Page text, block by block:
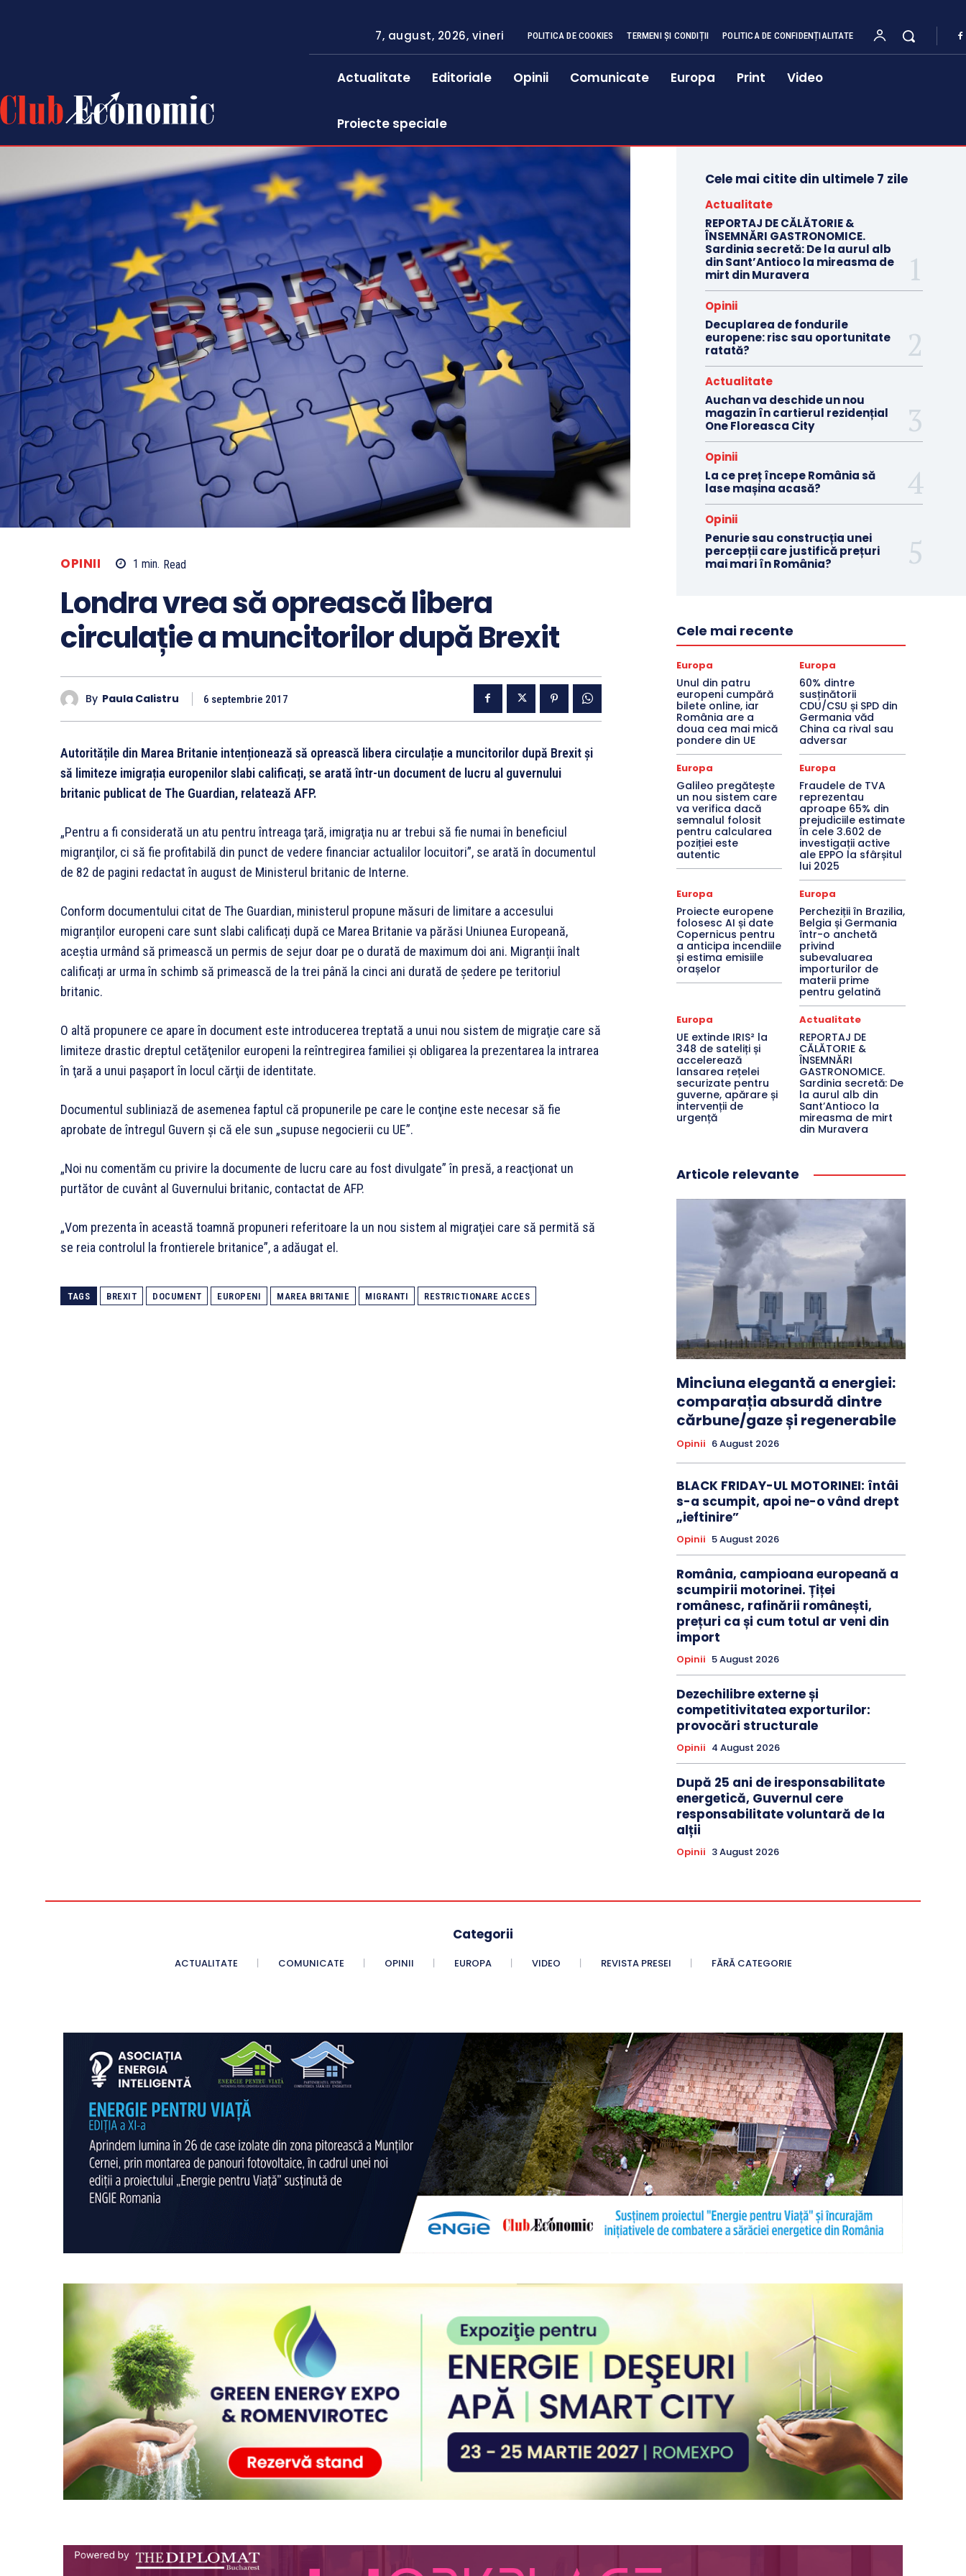
7, august, 2026, vineri POLITICA DE COOKIES TERMENI ȘI CONDIȚII POLITICA DE CONFIDENȚIALITATE
Actualitate Editoriale Opinii Comunicate Europa Print Video
Proiecte speciale
OPINII 1 min. Read
Londra vrea să oprească libera
circulație a muncitorilor după Brexit
By Paula Calistru 6 septembrie 2017
Autoritățile din Marea Britanie intenționează să oprească libera circulație a muncitorilor după Brexit și
să limiteze imigrația europenilor slabi calificați, se arată într-un document de lucru al guvernului
britanic publicat de The Guardian, relatează AFP.
„Pentru a fi considerată un atu pentru întreaga ţară, imigraţia nu ar trebui să fie numai în beneficiul
migranţilor, ci să fie profitabilă din punct de vedere financiar actualilor locuitori”, se arată în documentul
de 82 de pagini redactat în august de Ministerul britanic de Interne.
Conform documentului citat de The Guardian, ministerul propune măsuri de limitare a accesului
migranților europeni care sunt slabi calificați după ce Marea Britanie va părăsi Uniunea Europeană,
aceștia urmând să primească un permis de sejur doar pe o durată de maximum doi ani. Migranții înalt
calificați ar urma în schimb să primească de la trei până la cinci ani durată de ședere pe teritoriul
britanic.
O altă propunere ce apare în document este introducerea treptată a unui nou sistem de migraţie care să
limiteze drastic dreptul cetăţenilor europeni la reîntregirea familiei şi obligarea la prezentarea la intrarea
în ţară a unui paşaport în locul cărţii de identitate.
Documentul subliniază de asemenea faptul că propunerile pe care le conţine este necesar să fie
aprobate de întregul Guvern şi că ele sun „supuse negocierii cu UE”.
„Noi nu comentăm cu privire la documente de lucru care au fost divulgate” în presă, a reacţionat un
purtător de cuvânt al Guvernului britanic, contactat de AFP.
„Vom prezenta în această toamnă propuneri referitoare la un nou sistem al migraţiei care să permită să
se reia controlul la frontierele britanice”, a adăugat el.
TAGS BREXIT DOCUMENT EUROPENI MAREA BRITANIE MIGRANTI RESTRICTIONARE ACCES
Cele mai citite din ultimele 7 zile
Actualitate
REPORTAJ DE CĂLĂTORIE &
ÎNSEMNĂRI GASTRONOMICE.
Sardinia secretă: De la aurul alb
din Sant’Antioco la mireasma de
mirt din Muravera
Opinii
Decuplarea de fondurile
europene: risc sau oportunitate
ratată?
Actualitate
Auchan va deschide un nou
magazin în cartierul rezidențial
One Floreasca City
Opinii
La ce preț începe România să
lase mașina acasă?
Opinii
Penurie sau construcția unei
percepții care justifică prețuri
mai mari în România?
Cele mai recente
Europa
Unul din patru
europeni cumpără
bilete online, iar
România are a
doua cea mai mică
pondere din UE
Europa
60% dintre
susținătorii
CDU/CSU și SPD din
Germania văd
China ca rival sau
adversar
Europa
Galileo pregătește
un nou sistem care
va verifica dacă
semnalul folosit
pentru calcularea
poziției este
autentic
Europa
Fraudele de TVA
reprezentau
aproape 65% din
prejudiciile estimate
în cele 3.602 de
investigații active
ale EPPO la sfârșitul
lui 2025
Europa
Proiecte europene
folosesc AI și date
Copernicus pentru
a anticipa incendiile
și estima emisiile
orașelor
Europa
Percheziții în Brazilia,
Belgia și Germania
într-o anchetă
privind
subevaluarea
importurilor de
materii prime
pentru gelatină
Europa
UE extinde IRIS² la
348 de sateliți și
accelerează
lansarea rețelei
securizate pentru
guverne, apărare și
intervenții de
urgență
Actualitate
REPORTAJ DE
CĂLĂTORIE &
ÎNSEMNĂRI
GASTRONOMICE.
Sardinia secretă: De
la aurul alb din
Sant’Antioco la
mireasma de mirt
din Muravera
Articole relevante
Minciuna elegantă a energiei:
comparația absurdă dintre
cărbune/gaze și regenerabile
Opinii 6 August 2026
BLACK FRIDAY-UL MOTORINEI: întâi
s-a scumpit, apoi ne-o vând drept
„ieftinire”
Opinii 5 August 2026
România, campioana europeană a
scumpirii motorinei. Țiței
românesc, rafinării românești,
prețuri ca și cum totul ar veni din
import
Opinii 5 August 2026
Dezechilibre externe și
competitivitatea exporturilor:
provocări structurale
Opinii 4 August 2026
După 25 ani de iresponsabilitate
energetică, Guvernul cere
responsabilitate voluntară de la
alții
Opinii 3 August 2026
Categorii
ACTUALITATE COMUNICATE OPINII EUROPA VIDEO REVISTA PRESEI FĂRĂ CATEGORIE